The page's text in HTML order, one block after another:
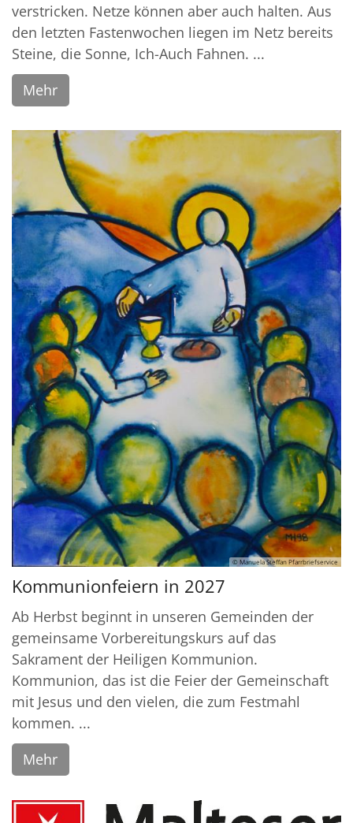
verstricken. Netze können aber auch halten. Aus
den letzten Fastenwochen liegen im Netz bereits
Steine, die Sonne, Ich-Auch Fahnen. ...
Mehr
© Manuela Steffan Pfarrbriefservice
Kommunionfeiern in 2027
Ab Herbst beginnt in unseren Gemeinden der
gemeinsame Vorbereitungskurs auf das
Sakrament der Heiligen Kommunion.
Kommunion, das ist die Feier der Gemeinschaft
mit Jesus und den vielen, die zum Festmahl
kommen. ...
Mehr